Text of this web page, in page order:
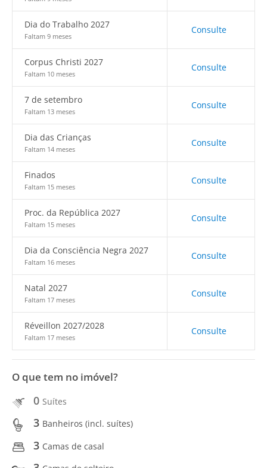
Dia do Trabalho 2027
Faltam 9 meses
Consulte
Corpus Christi 2027
Faltam 10 meses
Consulte
7 de setembro
Faltam 13 meses
Consulte
Dia das Crianças
Faltam 14 meses
Consulte
Finados
Faltam 15 meses
Consulte
Proc. da República 2027
Faltam 15 meses
Consulte
Dia da Consciência Negra 2027
Faltam 16 meses
Consulte
Natal 2027
Faltam 17 meses
Consulte
Réveillon 2027/2028
Faltam 17 meses
Consulte
O que tem no imóvel?
0 Suítes
3 Banheiros (incl. suítes)
3 Camas de casal